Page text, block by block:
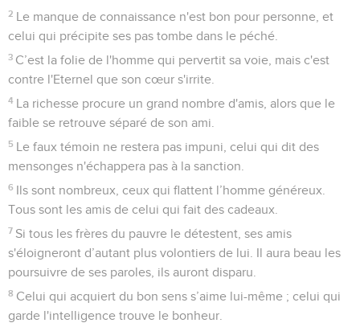
2 Le manque de connaissance n'est bon pour personne, et
celui qui précipite ses pas tombe dans le péché.
3 C’est la folie de l'homme qui pervertit sa voie, mais c'est
contre l'Eternel que son cœur s'irrite.
4 La richesse procure un grand nombre d'amis, alors que le
faible se retrouve séparé de son ami.
5 Le faux témoin ne restera pas impuni, celui qui dit des
mensonges n'échappera pas à la sanction.
6 Ils sont nombreux, ceux qui flattent l’homme généreux.
Tous sont les amis de celui qui fait des cadeaux.
7 Si tous les frères du pauvre le détestent, ses amis
s'éloigneront d’autant plus volontiers de lui. Il aura beau les
poursuivre de ses paroles, ils auront disparu.
8 Celui qui acquiert du bon sens s’aime lui-même ; celui qui
garde l'intelligence trouve le bonheur.